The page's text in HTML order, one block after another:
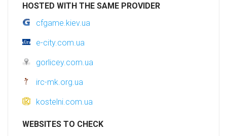
HOSTED WITH THE SAME PROVIDER
cfgame.kiev.ua
e-city.com.ua
gorlicey.com.ua
irc-mk.org.ua
kostelni.com.ua
WEBSITES TO CHECK